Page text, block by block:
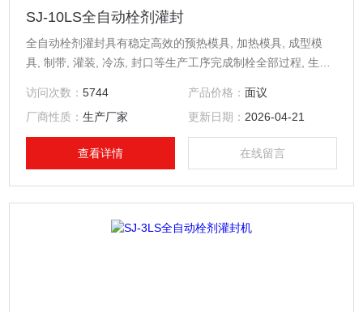
SJ-10LS全自动栓剂灌封
全自动栓剂灌封具有稳定高效的预热模具, 加热模具, 成型模
具, 制带, 灌装, 冷冻, 封口等生产工序完成制栓全部过程, 生产
访问次数：5744 产品价格： 面议
厂商性质：生产厂家 更新日期： 2026-04-21
查看详情 在线留言